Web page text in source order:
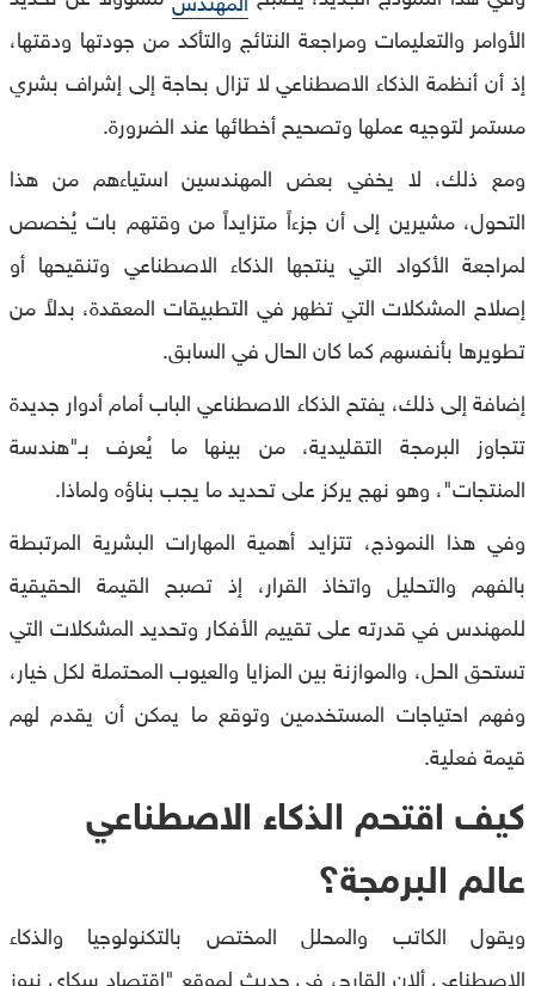
الأوامر والتعليمات ومراجعة النتائج والتأكد من جودتها ودقتها،
إذ أن أنظمة الذكاء الاصطناعي لا تزال بحاجة إلى إشراف بشري
مستمر لتوجيه عملها وتصحيح أخطائها عند الضرورة.
ومع ذلك، لا يخفي بعض المهندسين استياءهم من هذا
التحول، مشيرين إلى أن جزءاً متزايداً من وقتهم بات يُخصص
لمراجعة الأكواد التي ينتجها الذكاء الاصطناعي وتنقيحها أو
إصلاح المشكلات التي تظهر في التطبيقات المعقدة، بدلاً من
تطويرها بأنفسهم كما كان الحال في السابق.
إضافة إلى ذلك، يفتح الذكاء الاصطناعي الباب أمام أدوار جديدة
تتجاوز البرمجة التقليدية، من بينها ما يُعرف بـ"هندسة
المنتجات"، وهو نهج يركز على تحديد ما يجب بناؤه ولماذا.
وفي هذا النموذج، تتزايد أهمية المهارات البشرية المرتبطة
بالفهم والتحليل واتخاذ القرار، إذ تصبح القيمة الحقيقية
للمهندس في قدرته على تقييم الأفكار وتحديد المشكلات التي
تستحق الحل، والموازنة بين المزايا والعيوب المحتملة لكل خيار،
وفهم احتياجات المستخدمين وتوقع ما يمكن أن يقدم لهم
قيمة فعلية.
كيف اقتحم الذكاء الاصطناعي
عالم البرمجة؟
ويقول الكاتب والمحلل المختص بالتكنولوجيا والذكاء
الاصطناعي ألان القارح، في حديث لموقع "اقتصاد سكاي نيوز